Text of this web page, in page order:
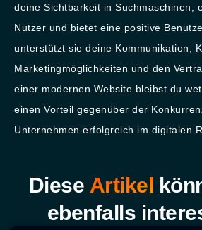
deine Sichtbarkeit in Suchmaschinen,
Nutzer und bietet eine positive
unterstützt sie deine Kommunikation,
Marketingmöglichkeiten und den
einer modernen Website bleibst du
einen Vorteil gegenüber der
Unternehmen erfolgreich im digitalen
Diese Artikel
ebenfalls